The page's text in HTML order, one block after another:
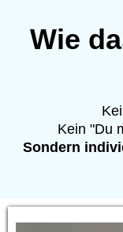
Wie
Kein "Du
Sondern